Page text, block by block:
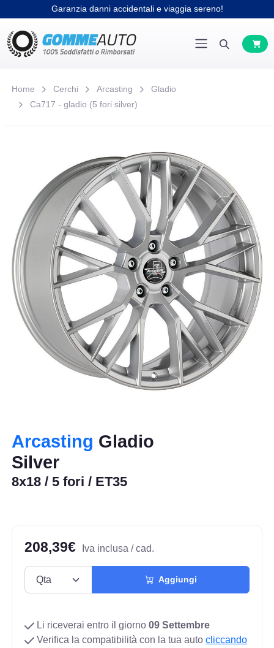
Garanzia danni accidentali e viaggia sereno!
Home Cerchi Arcasting
Gladio
Ca717 - gladio (5 fori silver)
Arcasting Gladio
Silver
8x18 / 5 fori / ET35
208,39€ Iva inclusa / cad.
Aggiungi
Li riceverai entro il giorno09 Settembre
Verifica la compatibilità con la tua autocliccando